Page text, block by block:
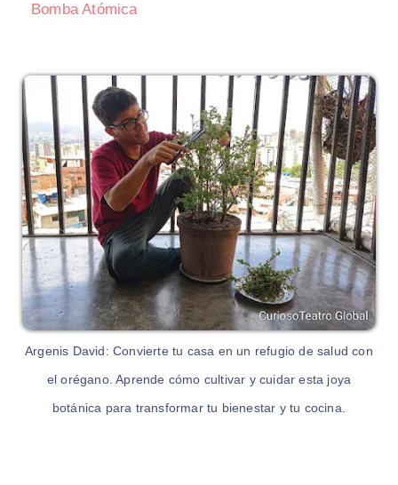
Bomba Atómica
Argenis David: Convierte tu casa en un refugio de salud con
el orégano. Aprende cómo cultivar y cuidar esta joya
botánica para transformar tu bienestar y tu cocina.